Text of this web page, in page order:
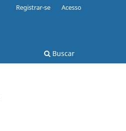
Buscar
Registrar-se Acesso